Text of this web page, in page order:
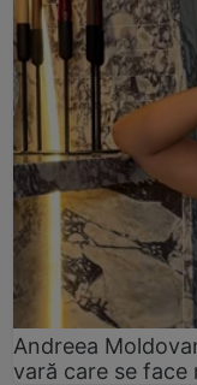
Andreea
vară care se face